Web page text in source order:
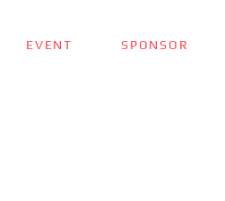
EVENT SPONSOR